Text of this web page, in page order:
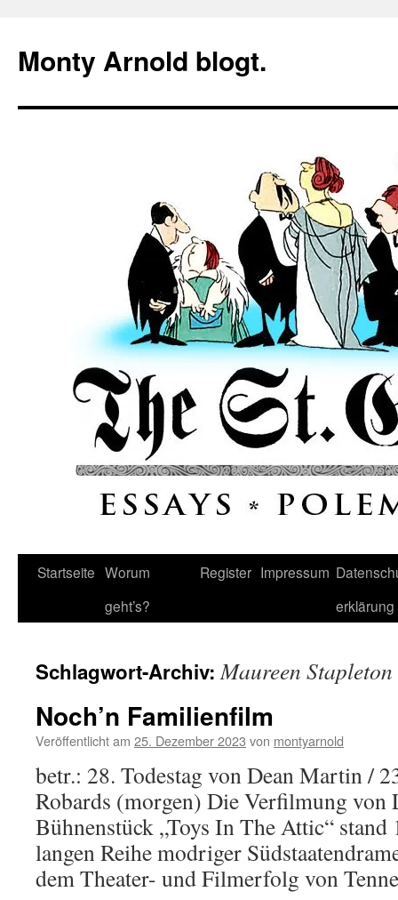
springen
Monty Arnold blogt.
Startseite Worum
geht’s?
Register Impressum
erklärung
Schlagwort-Archiv:Maureen Stapleton
Noch’n Familienfilm
Veröffentlicht am 25. Dezember 2023 von montyarnold
betr.: 28. Todestag von Dean Martin /
Robards (morgen) Die Verfilmung
Bühnenstück „Toys In The Attic“ stand
langen Reihe modriger
dem Theater- und Filmerfolg von